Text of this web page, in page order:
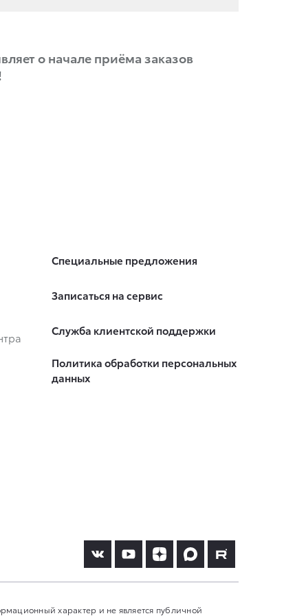
о начале приёма заказов
Специальные предложения
Записаться на сервис
Служба клиентской поддержки
Политика обработки персональных
данных
характер и не является публичной